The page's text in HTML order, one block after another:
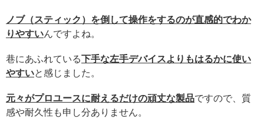
ノブ（スティック）を倒して操作をするのが直感的でわか
りやすいんですよね。
巷にあふれている下手な左手デバイスよりもはるかに使い
やすいと感じました。
元々がプロユースに耐えるだけの頑丈な製品ですので、質
感や耐久性も申し分ありません。